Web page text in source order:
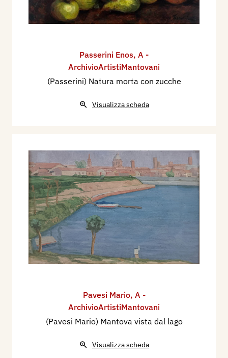
Passerini Enos, A -
ArchivioArtistiMantovani
(Passerini) Natura morta con zucche
Visualizza scheda
Pavesi Mario, A -
ArchivioArtistiMantovani
(Pavesi Mario) Mantova vista dal lago
Visualizza scheda